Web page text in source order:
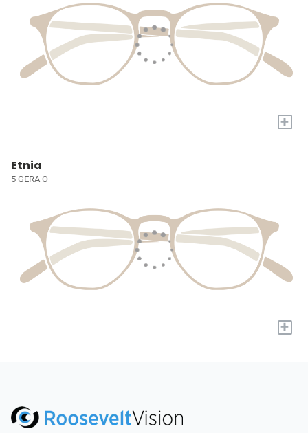
+
Etnia
5 GERA O
+